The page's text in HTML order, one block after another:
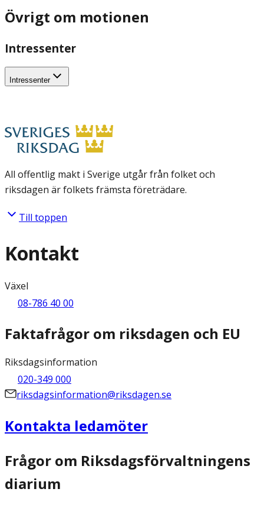
Övrigt om motionen
Intressenter
Intressenter
All offentlig makt i Sverige utgår från folket och
riksdagen är folkets främsta företrädare.
Till toppen
Kontakt
Växel
08-786 40 00
Faktafrågor om riksdagen och EU
Riksdagsinformation
020-349 000
riksdagsinformation@riksdagen.se
Kontakta ledamöter
Frågor om Riksdagsförvaltningens
diarium